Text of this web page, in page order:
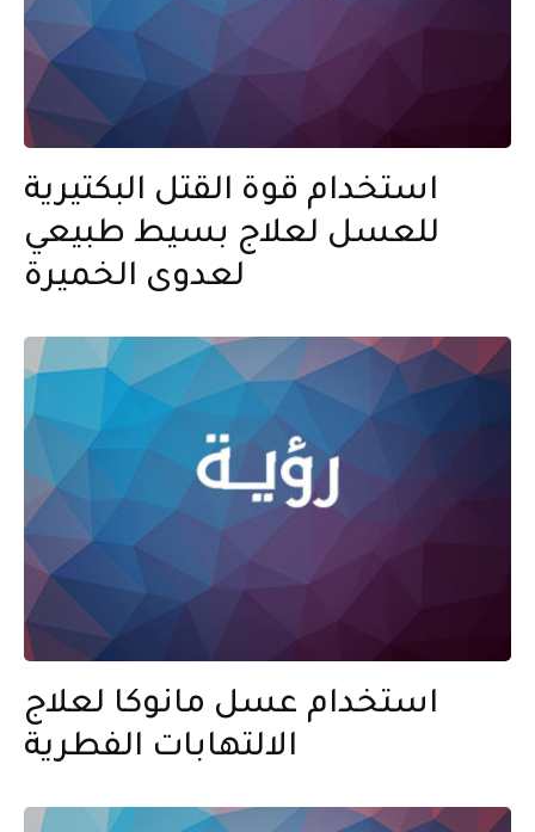
استخدام قوة القتل البكتيرية
للعسل لعلاج بسيط طبيعي
لعدوى الخميرة
استخدام عسل مانوكا لعلاج
الالتهابات الفطرية